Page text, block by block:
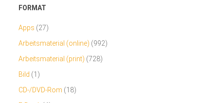
FORMAT
Apps (27)
Arbeitsmaterial (online) (992)
Arbeitsmaterial (print) (728)
Bild (1)
CD-/DVD-Rom (18)